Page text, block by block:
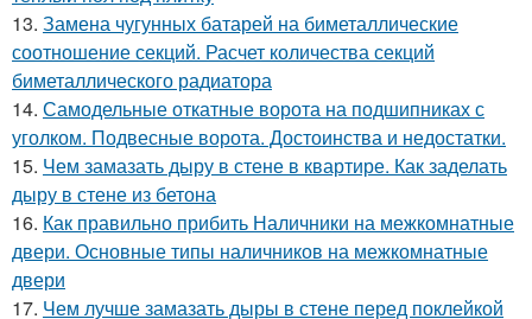
13. Замена чугунных батарей на биметаллические
соотношение секций. Расчет количества секций
биметаллического радиатора
14. Самодельные откатные ворота на подшипниках с
уголком. Подвесные ворота. Достоинства и недостатки.
15. Чем замазать дыру в стене в квартире. Как заделать
дыру в стене из бетона
16. Как правильно прибить Наличники на межкомнатные
двери. Основные типы наличников на межкомнатные
двери
17. Чем лучше замазать дыры в стене перед поклейкой